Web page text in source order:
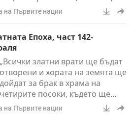
дойде време на прекрасна
промяна за следващите
носейки оръжия... внимавайте.
Ако дойдат в страдание...”
на Първите нации
Епоха, част 142-
„Всички златни врати ще бъдат
отворени и хората на земята ще
дойдат за брак в храма на
четирите посоки, където ще
бъдете помолени да не сваляте
на Първите нации